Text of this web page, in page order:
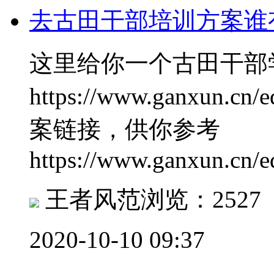
去古田干部培训方案谁
这里给你一个古田干
https://www.ganxun.cn/
案链接，供你参考
https://www.ganxun.cn/
王者风范浏览：2527
2020-10-10 09:37